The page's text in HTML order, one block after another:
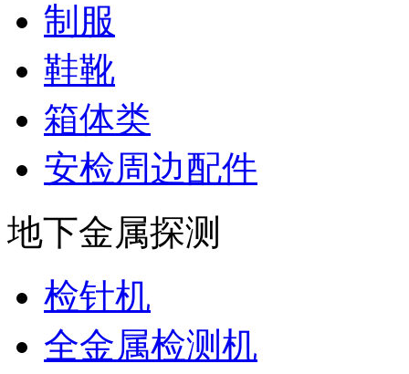
制服
鞋靴
箱体类
安检周边配件
地下金属探测
检针机
全金属检测机